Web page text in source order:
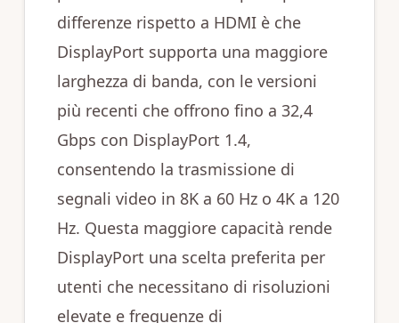
differenze rispetto a HDMI è che
DisplayPort supporta una maggiore
larghezza di banda, con le versioni
più recenti che offrono fino a 32,4
Gbps con DisplayPort 1.4,
consentendo la trasmissione di
segnali video in 8K a 60 Hz o 4K a 120
Hz. Questa maggiore capacità rende
DisplayPort una scelta preferita per
utenti che necessitano di risoluzioni
elevate e frequenze di